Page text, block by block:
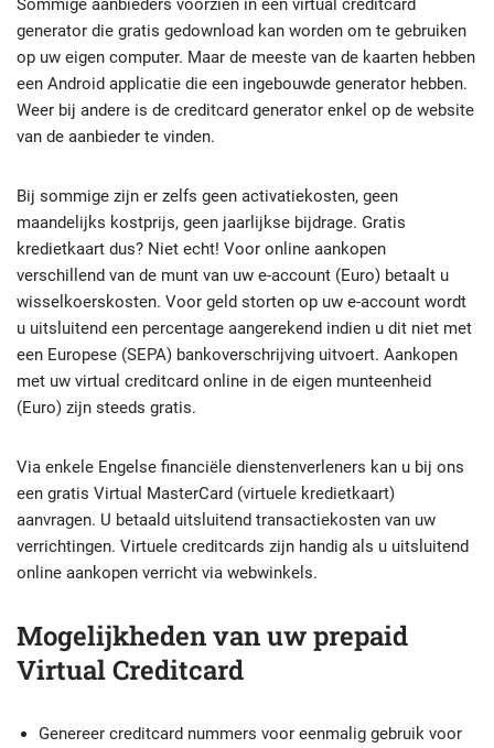
Sommige aanbieders voorzien in een virtual creditcard
generator die gratis gedownload kan worden om te gebruiken
op uw eigen computer. Maar de meeste van de kaarten hebben
een Android applicatie die een ingebouwde generator hebben.
Weer bij andere is de creditcard generator enkel op de website
van de aanbieder te vinden.
Bij sommige zijn er zelfs geen activatiekosten, geen
maandelijks kostprijs, geen jaarlijkse bijdrage. Gratis
kredietkaart dus? Niet echt! Voor online aankopen
verschillend van de munt van uw e-account (Euro) betaalt u
wisselkoerskosten. Voor geld storten op uw e-account wordt
u uitsluitend een percentage aangerekend indien u dit niet met
een Europese (SEPA) bankoverschrijving uitvoert. Aankopen
met uw virtual creditcard online in de eigen munteenheid
(Euro) zijn steeds gratis.
Via enkele Engelse financiële dienstenverleners kan u bij ons
een gratis Virtual MasterCard (virtuele kredietkaart)
aanvragen. U betaald uitsluitend transactiekosten van uw
verrichtingen. Virtuele creditcards zijn handig als u uitsluitend
online aankopen verricht via webwinkels.
Mogelijkheden van uw prepaid
Virtual Creditcard
Genereer creditcard nummers voor eenmalig gebruik voor